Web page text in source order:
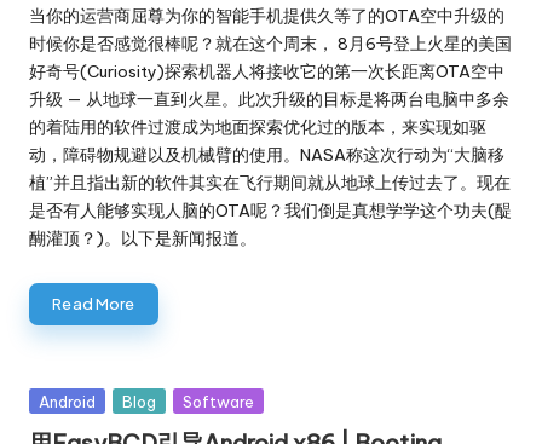
当你的运营商屈尊为你的智能手机提供久等了的OTA空中升级的
时候你是否感觉很棒呢？就在这个周末， 8月6号登上火星的美国
好奇号(Curiosity)探索机器人将接收它的第一次长距离OTA空中
升级 — 从地球一直到火星。此次升级的目标是将两台电脑中多余
的着陆用的软件过渡成为地面探索优化过的版本，来实现如驱
动，障碍物规避以及机械臂的使用。NASA称这次行动为“大脑移
植”并且指出新的软件其实在飞行期间就从地球上传过去了。现在
是否有人能够实现人脑的OTA呢？我们倒是真想学学这个功夫(醍
醐灌顶？)。以下是新闻报道。
Read More
Posted
Android Blog Software